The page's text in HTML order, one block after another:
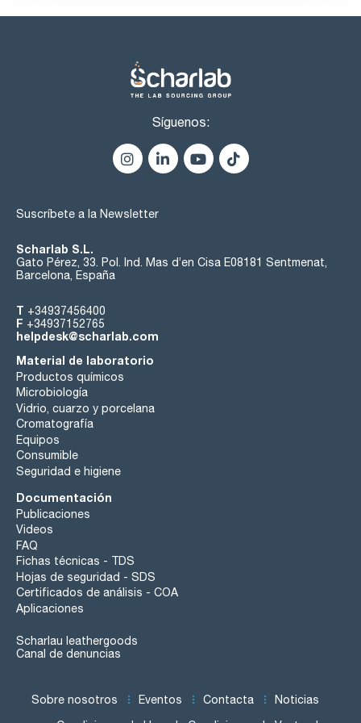
Síguenos:
Suscríbete a la Newsletter
Scharlab S.L.
Gato Pérez, 33. Pol. Ind. Mas d’en Cisa E08181 Sentmenat,
Barcelona, España
T +34937456400
F +34937152765
helpdesk@scharlab.com
Material de laboratorio
Productos químicos
Microbiología
Vidrio, cuarzo y porcelana
Cromatografía
Equipos
Consumible
Seguridad e higiene
Documentación
Publicaciones
Videos
FAQ
Fichas técnicas - TDS
Hojas de seguridad - SDS
Certificados de análisis - COA
Aplicaciones
Scharlau leathergoods
Canal de denuncias
Sobre nosotros Eventos Contacta Noticias